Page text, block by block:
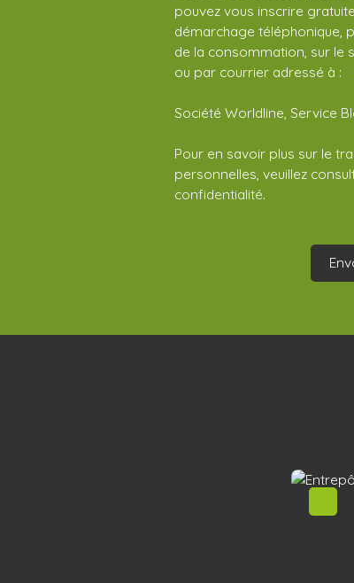
pouvez vous inscrire
démarchage téléphonique,
de la consommation, sur le
ou par courrier adressé à :
Société Worldline, Service
Pour en savoir plus sur le
personnelles, veuillez
confidentialité.